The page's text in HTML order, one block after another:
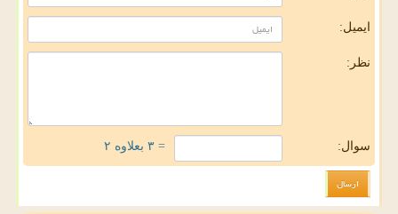
ایمیل:
نظر:
سوال: = ۳ بعلاوه ۲